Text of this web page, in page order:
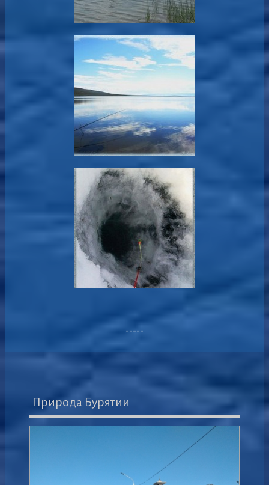
-----
Природа Бурятии